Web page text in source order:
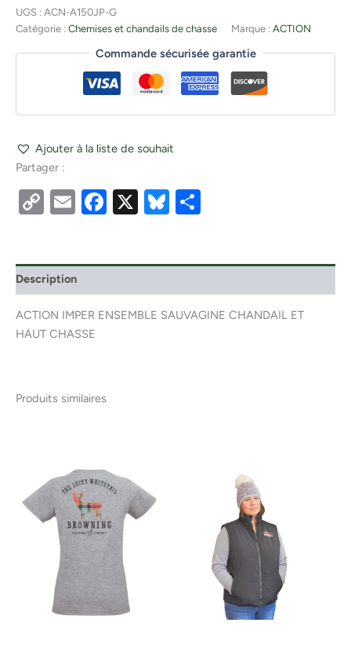
UGS : ACN-A150JP-G
Catégorie : Chemises et chandails de chasse Marque : ACTION
Commande sécurisée garantie
Ajouter à la liste de souhait
Partager :
CopyEmailFacebook
X Bluesky
Description
ACTION IMPER ENSEMBLE SAUVAGINE CHANDAIL ET
HAUT CHASSE
Produits similaires